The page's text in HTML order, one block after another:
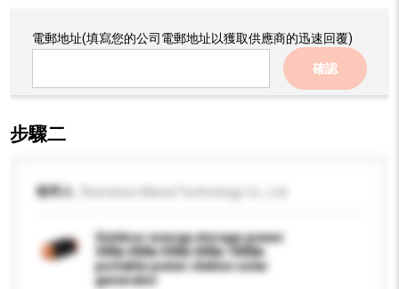
電郵地址(填寫您的公司電郵地址以獲取供應商的迅速回覆)
確認
步驟二
收件人
Outdoor energy storage power
300w 400w 500w 600w 1000w
portable power station solar
generator